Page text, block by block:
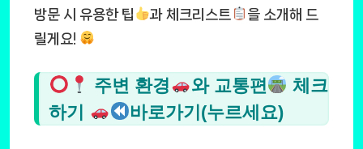
방문 시 유용한 팁
과 체크리스트
을 소개해 드
릴게요!
주변 환경 와 교통편
체크
하기
바로가기(누르세요)